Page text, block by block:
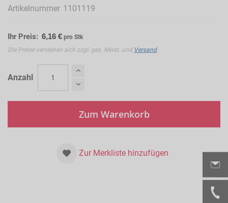
Artikelnummer 1101119
Ihr Preis: 6,16 € pro Stk
Die Preise verstehen sich zzgl. ges. Mwst. und Versand.
Anzahl
Zum Warenkorb
Zur Merkliste hinzufügen